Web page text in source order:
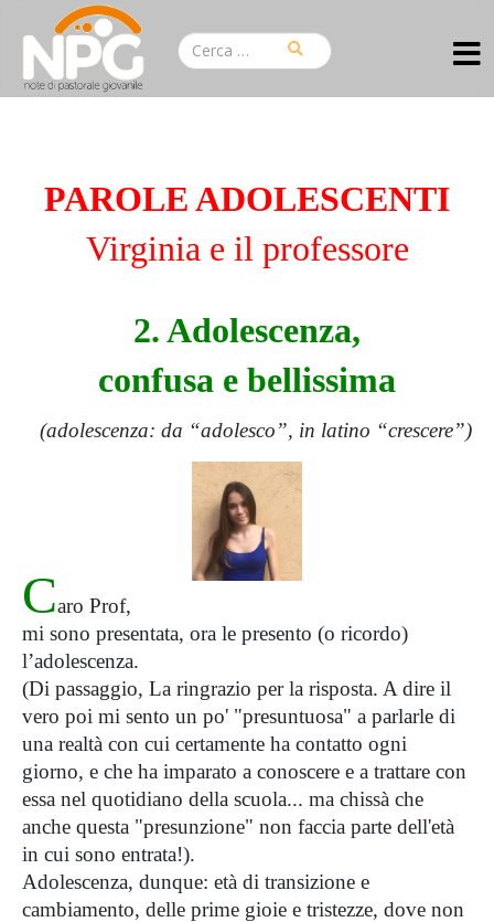
PAROLE ADOLESCENTI
Virginia e il professore
2. Adolescenza,
confusa e bellissima
(adolescenza: da “adolesco”, in latino “crescere”)
Caro Prof,
mi sono presentata, ora le presento (o ricordo)
l’adolescenza.
(Di passaggio, La ringrazio per la risposta. A dire il
vero poi mi sento un po' "presuntuosa" a parlarle di
una realtà con cui certamente ha contatto ogni
giorno, e che ha imparato a conoscere e a trattare con
essa nel quotidiano della scuola... ma chissà che
anche questa "presunzione" non faccia parte dell'età
in cui sono entrata!).
Adolescenza, dunque: età di transizione e
cambiamento, delle prime gioie e tristezze, dove non